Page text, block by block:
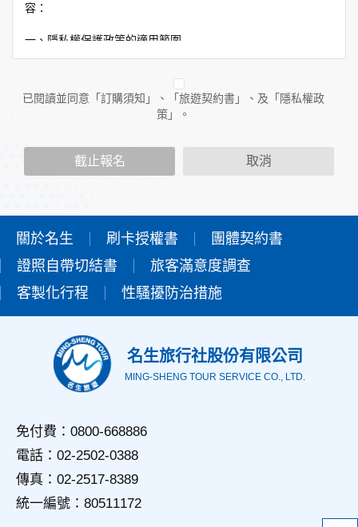
容：
一、隱私權保護政策的適用範圍
隱私權保護政策內容，包括本網站如何處理在您使用網站服務
外的相關連結網站，也不適用於非本網站所委託或參與管理的
人員。
當您造訪本網站或使用本網站所提供之功能服務時，我們將視
該服務功能性質，請您提供必要的個人資料，並在該特定目的
本網站在您使用服務信箱、問卷調查等互動性功能時，會保留
您所提供的姓名、電子郵件地址、聯絡方式及使用時間等。
於一般瀏覽時，伺服器會自行記錄相關行徑，包括您使用連線
設備的IP位址、使用時間、使用的瀏覽器、瀏覽及點選資料記
用，決不對外公佈。
外，我們會視需要公佈統計數據及說明文字，但不涉及特定個
人之資料。
三、資料之保護
備及必要的安全防護措施，加以保護網站及您的個人資料採用
嚴格的保護措施，只由經過授權的人員才能接觸您的個人資
料，相關處理人員皆簽有保密合約，如有違反保密義務者，將
會受到相關的法律處分。
如因業務需要有必要委託其他單位提供服務時，本網站亦會嚴
格要求其遵守保密義務，並且採取必要檢查程序以確定其將確
已閱讀並同意「訂購須知」、「旅遊契約書」、及「隱私權政
策」。
截止報名 取消
關於名生 刷卡授權書
團體契約書
證照自帶切結書
旅客滿意度調查
客製化行程
性騷擾防治措施
名生旅行社股份有限公司
MING-SHENG TOUR SERVICE CO., LTD.
免付費：0800-668886
電話：02-2502-0388
傳真：02-2517-8389
統一編號：80511172